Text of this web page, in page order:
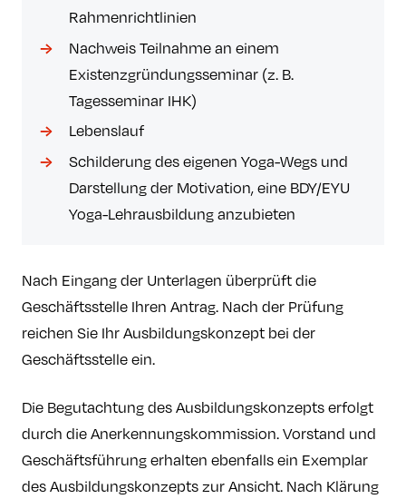
Rahmenrichtlinien
Nachweis Teilnahme an einem
Existenzgründungsseminar (z. B.
Tagesseminar IHK)
Lebenslauf
Schilderung des eigenen Yoga-Wegs und
Darstellung der Motivation, eine BDY/EYU
Yoga-Lehrausbildung anzubieten
Nach Eingang der Unterlagen überprüft die
Geschäftsstelle Ihren Antrag. Nach der Prüfung
reichen Sie Ihr Ausbildungskonzept bei der
Geschäftsstelle ein.
Die Begutachtung des Ausbildungskonzepts erfolgt
durch die Anerkennungskommission. Vorstand und
Geschäftsführung erhalten ebenfalls ein Exemplar
des Ausbildungskonzepts zur Ansicht. Nach Klärung